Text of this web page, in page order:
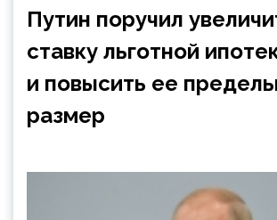
Путин поручил
ставку льготной
и повысить ее
размер